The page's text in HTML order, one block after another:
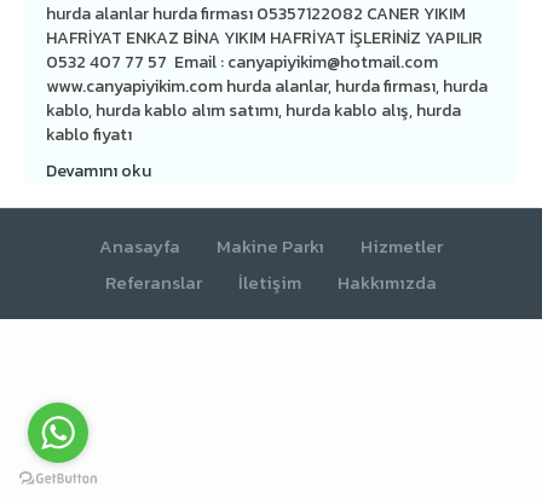
hurda alanlar hurda firması 05357122082 CANER YIKIM
HAFRİYAT ENKAZ BİNA YIKIM HAFRİYAT İŞLERİNİZ YAPILIR
0532 407 77 57 Email :canyapiyikim@hotmail.com
www.canyapiyikim.com hurda alanlar, hurda firması, hurda
kablo, hurda kablo alım satımı, hurda kablo alış, hurda
kablo fiyatı
Devamını oku
Anasayfa Makine Parkı
Hizmetler
Referanslar
İletişim Hakkımızda